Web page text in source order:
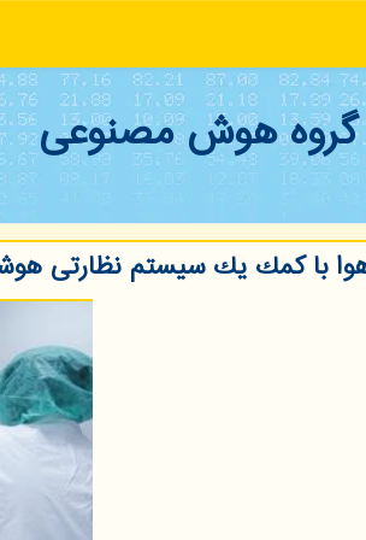
گروه هوش مصنوعی
با كمك یك سیستم نظارتی